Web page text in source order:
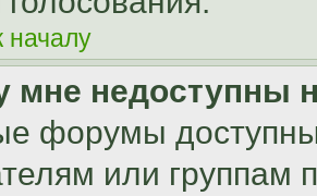
началу
мне недоступны
форумы
или группам